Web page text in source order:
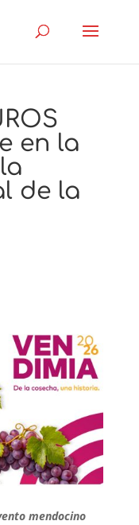
en la
de la
mendocino